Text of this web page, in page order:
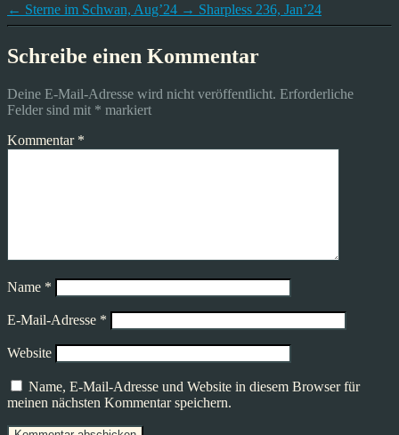
← Sterne im Schwan, Aug’24 → Sharpless 236, Jan’24
Schreibe einen Kommentar
Deine E-Mail-Adresse wird nicht veröffentlicht. Erforderliche
Felder sind mit * markiert
Kommentar *
Name *
E-Mail-Adresse *
Website
Name, E-Mail-Adresse und Website in diesem Browser für
meinen nächsten Kommentar speichern.